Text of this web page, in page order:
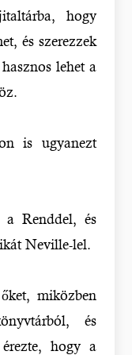
hogy
és szerezzek
lehet a
is ugyanezt
a Renddel, és
Neville-lel.
miközben
és
hogy a